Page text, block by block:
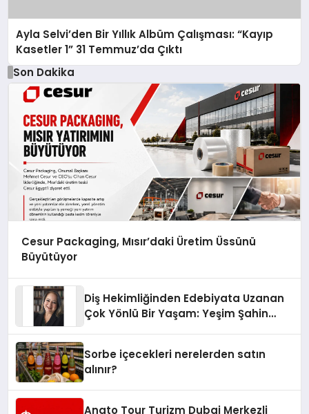
Ayla Selvi’den Bir Yıllık Albüm Çalışması: “Kayıp
Kasetler 1” 31 Temmuz’da Çıktı
Son Dakika
Cesur Packaging, Mısır’daki Üretim Üssünü
Büyütüyor
Diş Hekimliğinden Edebiyata Uzanan
Çok Yönlü Bir Yaşam: Yeşim Şahin
Sorbe içecekleri nerelerden satın
alınır?
Anato Tour Turizm Dubai Merkezli